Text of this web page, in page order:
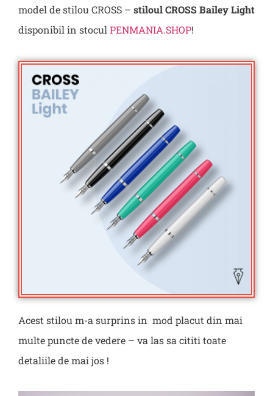
model de stilou CROSS – stiloul CROSS Bailey Light
disponibil in stoculPENMANIA.SHOP!
Acest stilou m-a surprins in mod placut din mai
multe puncte de vedere – va las sa cititi toate
detaliile de mai jos !